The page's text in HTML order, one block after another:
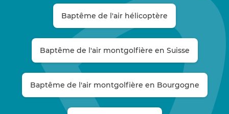
Baptême de l'air hélicoptère
Baptême de l'air montgolfière en Suisse
Baptême de l'air montgolfière en Bourgogne